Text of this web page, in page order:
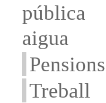
pública
aigua
Pensions
Treball